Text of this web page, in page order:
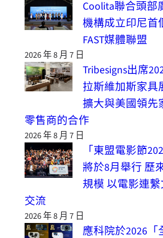
Coolita聯合頭部
機構成立印尼首
FAST媒體聯盟
2026 年 8 月 7 日
Tribesigns出席
拉斯維加斯家具
擴大與美國領先
零售商的合作
2026 年 8 月 7 日
「東盟電影節
將於8月舉行 歷
規模 以電影連
交流
2026 年 8 月 7 日
應科院於2026「